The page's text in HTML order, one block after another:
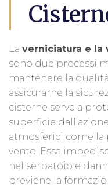
La verniciatura e la
sono due processi
mantenere la
assicurarne la
cisterne serve a
superficie
atmosferici come la
vento. Essa
nel serbatoio e
previene la